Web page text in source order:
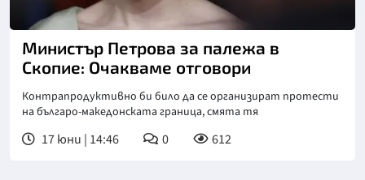
Снимка: БТА
Министър Петрова за палежа в
Скопие: Очакваме отговори
Контрапродуктивно би било да се организират протести
на българо-македонската граница, смята тя
17 юни | 14:46 0 612